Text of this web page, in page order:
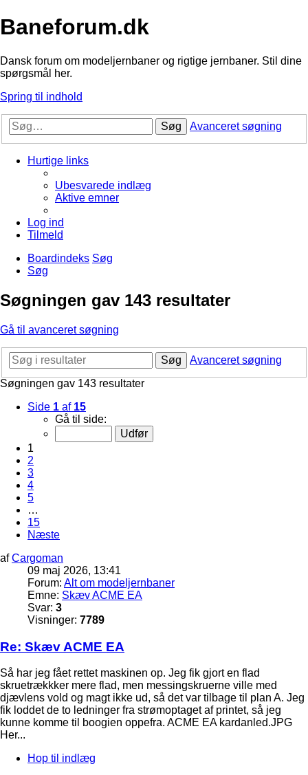
Baneforum.dk
Dansk forum om modeljernbaner og rigtige jernbaner. Stil dine
spørgsmål her.
Spring til indhold
Søg Avanceret søgning
Hurtige links
Ubesvarede indlæg
Aktive emner
Log ind
Tilmeld
Boardindeks Søg
Søg
Søgningen gav 143 resultater
Gå til avanceret søgning
Søg
Avanceret søgning
Søgningen gav 143 resultater
Side 1 af 15
Gå til side:
1
2
3
4
5
…
15
Næste
afCargoman
09 maj 2026, 13:41
Forum: Alt om modeljernbaner
Emne: Skæv ACME EA
Svar: 3
Visninger: 7789
Re: Skæv ACME EA
Så har jeg fået rettet maskinen op. Jeg fik gjort en flad
skruetrækkker mere flad, men messingskruerne ville med
djævlens vold og magt ikke ud, så det var tilbage til plan A. Jeg
fik loddet de to ledninger fra strømoptaget af printet, så jeg
kunne komme til boogien oppefra. ACME EA kardanled.JPG
Her...
Hop til indlæg